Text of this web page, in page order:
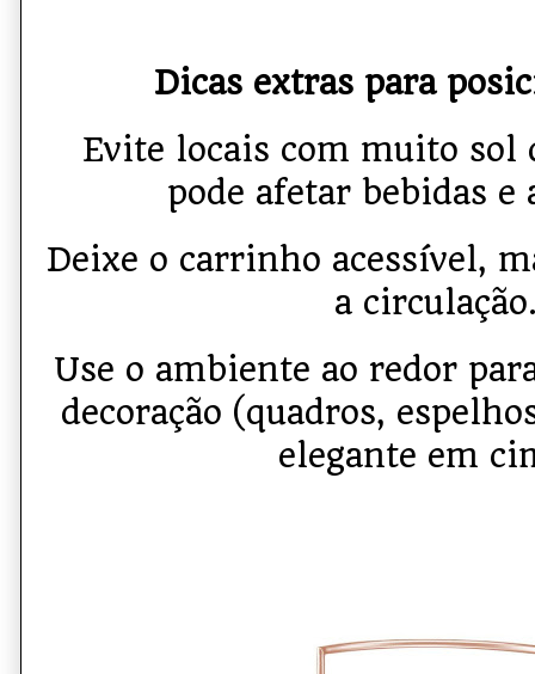
Dicas extras para
Evite locais com muito sol
pode afetar bebidas e
Deixe o carrinho acessível,
a
Use o ambiente ao redor
decoração (quadros,
elegante em